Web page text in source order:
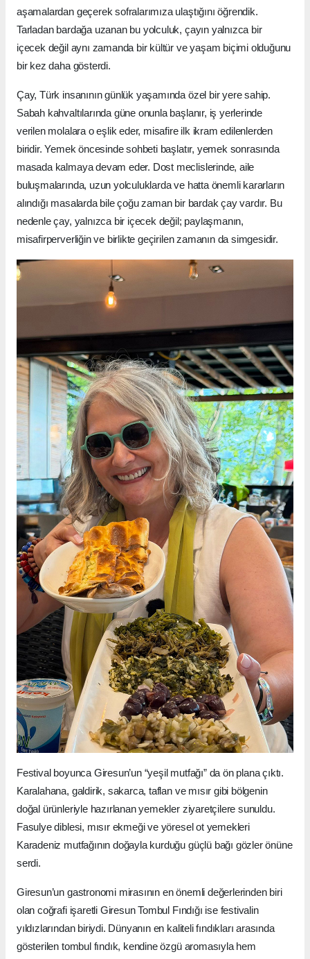
aşamalardan geçerek sofralarımıza ulaştığını öğrendik.
Tarladan bardağa uzanan bu yolculuk, çayın yalnızca bir
içecek değil aynı zamanda bir kültür ve yaşam biçimi olduğunu
bir kez daha gösterdi.
Çay, Türk insanının günlük yaşamında özel bir yere sahip.
Sabah kahvaltılarında güne onunla başlanır, iş yerlerinde
verilen molalara o eşlik eder, misafire ilk ikram edilenlerden
biridir. Yemek öncesinde sohbeti başlatır, yemek sonrasında
masada kalmaya devam eder. Dost meclislerinde, aile
buluşmalarında, uzun yolculuklarda ve hatta önemli kararların
alındığı masalarda bile çoğu zaman bir bardak çay vardır. Bu
nedenle çay, yalnızca bir içecek değil; paylaşmanın,
misafirperverliğin ve birlikte geçirilen zamanın da simgesidir.
Festival boyunca Giresun’un “yeşil mutfağı” da ön plana çıktı.
Karalahana, galdirik, sakarca, taflan ve mısır gibi bölgenin
doğal ürünleriyle hazırlanan yemekler ziyaretçilere sunuldu.
Fasulye diblesi, mısır ekmeği ve yöresel ot yemekleri
Karadeniz mutfağının doğayla kurduğu güçlü bağı gözler önüne
serdi.
Giresun’un gastronomi mirasının en önemli değerlerinden biri
olan coğrafi işaretli Giresun Tombul Fındığı ise festivalin
yıldızlarından biriydi. Dünyanın en kaliteli fındıkları arasında
gösterilen tombul fındık, kendine özgü aromasıyla hem